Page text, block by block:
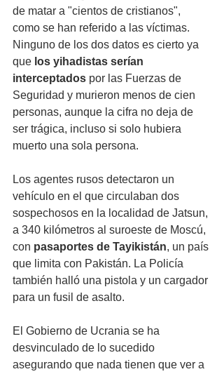
de matar a "cientos de cristianos",
como se han referido a las víctimas.
Ninguno de los dos datos es cierto ya
que los yihadistas serían
interceptados por las Fuerzas de
Seguridad y murieron menos de cien
personas, aunque la cifra no deja de
ser trágica, incluso si solo hubiera
muerto una sola persona.
Los agentes rusos detectaron un
vehículo en el que circulaban dos
sospechosos en la localidad de Jatsun,
a 340 kilómetros al suroeste de Moscú,
con pasaportes de Tayikistán, un país
que limita con Pakistán. La Policía
también halló una pistola y un cargador
para un fusil de asalto.
El Gobierno de Ucrania se ha
desvinculado de lo sucedido
asegurando que nada tienen que ver a